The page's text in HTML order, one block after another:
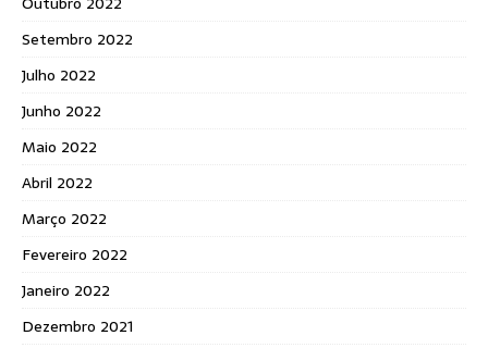
Setembro 2022
Julho 2022
Junho 2022
Maio 2022
Abril 2022
Março 2022
Fevereiro 2022
Janeiro 2022
Dezembro 2021